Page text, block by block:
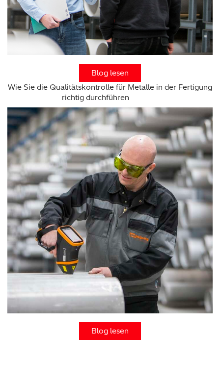
Blog lesen
Wie Sie die Qualitätskontrolle für Metalle in der Fertigung
richtig durchführen
Blog lesen